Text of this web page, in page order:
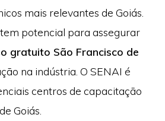
mais relevantes de Goiás.
potencial para assegurar
gratuito São Francisco de
na indústria. O SENAI é
centros de capacitação
Goiás.